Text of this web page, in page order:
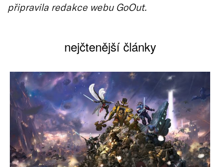
připravila redakce webu GoOut.
nejčtenější články